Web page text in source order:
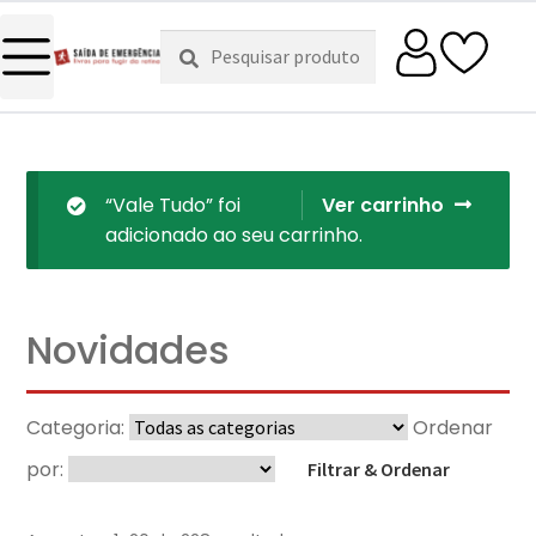
Pesquisar
por:
Pesquisa
Ver carrinho
“Vale Tudo” foi
adicionado ao seu carrinho.
Novidades
Categoria:
Ordenar
por:
Filtrar & Ordenar